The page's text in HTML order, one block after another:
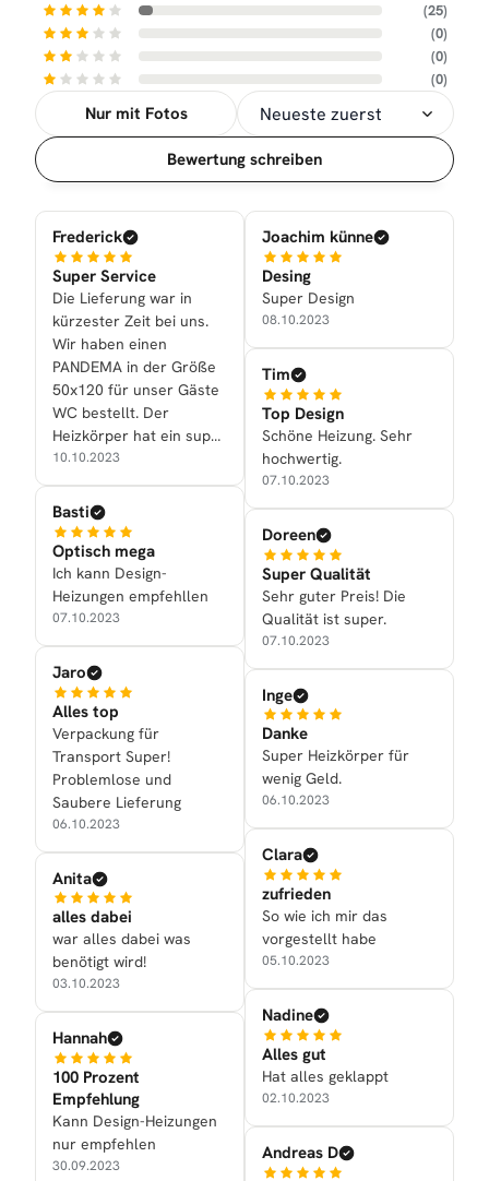
(25)
(0)
(0)
(0)
Nur mit Fotos
Sortierung
Bewertung schreiben
Frederick
Super Service
Die Lieferung war in
kürzester Zeit bei uns.
Wir haben einen
PANDEMA in der Größe
50x120 für unser Gäste
WC bestellt. Der
Heizkörper hat ein super
Design und die
Heizleistung ist mehr als
genügend! Danke an das
ganze Team!
10.10.2023
Basti
Optisch mega
Ich kann Design-
Heizungen empfehllen
07.10.2023
Jaro
Alles top
Verpackung für
Transport Super!
Problemlose und
Saubere Lieferung
06.10.2023
Anita
alles dabei
war alles dabei was
benötigt wird!
03.10.2023
Hannah
100 Prozent
Empfehlung
Kann Design-Heizungen
nur empfehlen
30.09.2023
Joachim künne
Desing
Super Design
08.10.2023
Tim
Top Design
Schöne Heizung. Sehr
hochwertig.
07.10.2023
Doreen
Super Qualität
Sehr guter Preis! Die
Qualität ist super.
07.10.2023
Inge
Danke
Super Heizkörper für
wenig Geld.
06.10.2023
Clara
zufrieden
So wie ich mir das
vorgestellt habe
05.10.2023
Nadine
Alles gut
Hat alles geklappt
02.10.2023
Andreas D